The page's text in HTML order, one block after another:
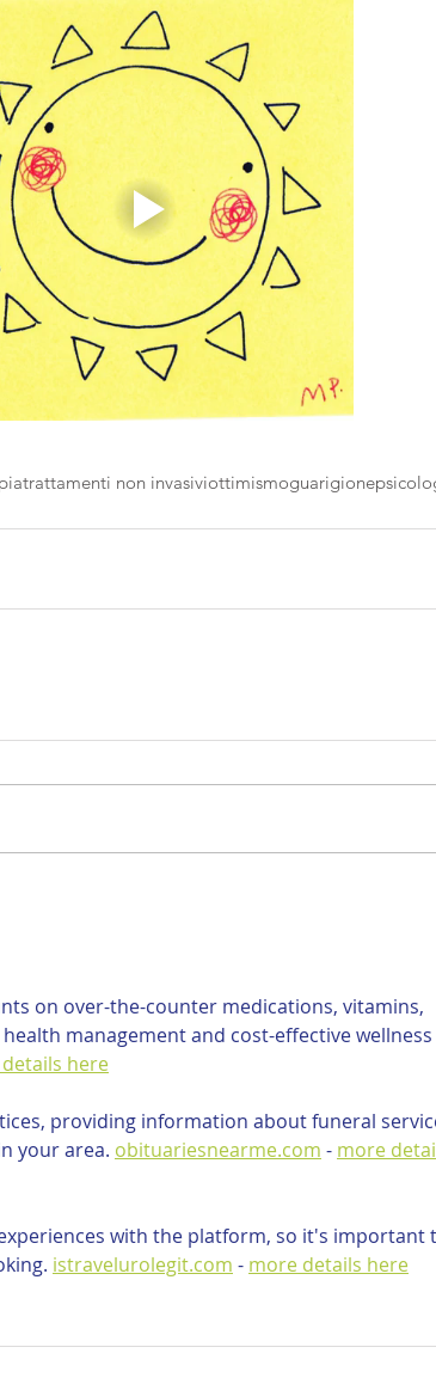
trattamenti non invasiviottimismoguarigione
on over-the-counter medications, vitamins,
management and cost-effective wellness
here
providing information about funeral
your area. obituariesnearme.com - more
with the platform, so it's important
istravelurolegit.com - more details here